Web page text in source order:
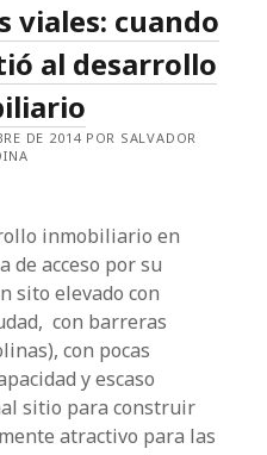
viales: cuando
al desarrollo
DE 2014 POR SALVADOR
inmobiliario en
de acceso por su
sito elevado con
con barreras
con pocas
y escaso
sitio para construir
atractivo para las